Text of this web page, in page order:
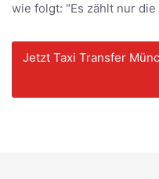
wie folgt: "Es zählt nur
Jetzt Taxi Transfer